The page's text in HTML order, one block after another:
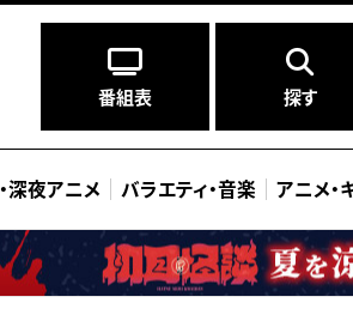
番組表 探す
・深夜アニメ バラエティ・音楽 アニメ・